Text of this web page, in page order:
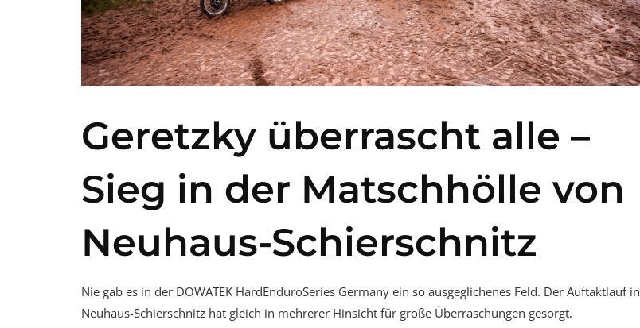
Geretzky überrascht alle –
Sieg in der Matschhölle von
Neuhaus-Schierschnitz
Nie gab es in der DOWATEK HardEnduroSeries Germany ein so ausgeglichenes Feld. Der Auftaktlauf in
Neuhaus-Schierschnitz hat gleich in mehrerer Hinsicht für große Überraschungen gesorgt.